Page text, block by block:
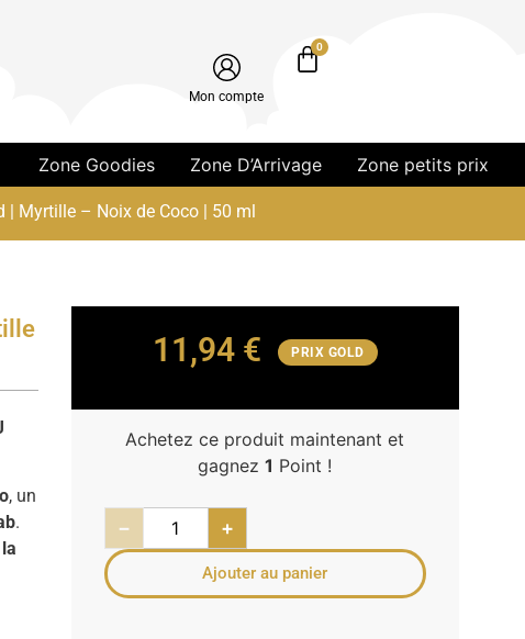
Mon compte
0
Zone Goodies Zone D’Arrivage Zone petits prix
Myrtille – Noix de Coco | 50 ml
, un
.
11,94 € PRIX GOLD
Achetez ce produit maintenant et
gagnez1 Point !
− +
Ajouter au panier